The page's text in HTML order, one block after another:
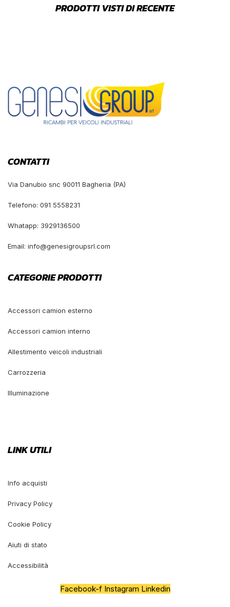
PRODOTTI VISTI DI RECENTE
CONTATTI
Via Danubio snc 90011 Bagheria (PA)
Telefono: 091 5558231
Whatapp: 3929136500
Email: info@genesigroupsrl.com
CATEGORIE PRODOTTI
Accessori camion esterno
Accessori camion interno
Allestimento veicoli industriali
Carrozzeria
Illuminazione
LINK UTILI
Info acquisti
Privacy Policy
Cookie Policy
Aiuti di stato
Accessibilità
Facebook-f Instagram Linkedin